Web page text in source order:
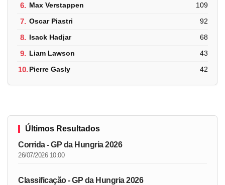
6. Max Verstappen 109
7. Oscar Piastri 92
8. Isack Hadjar 68
9. Liam Lawson 43
10.Pierre Gasly 42
Últimos Resultados
Corrida - GP da Hungria 2026
26/07/2026 10:00
Classificação - GP da Hungria 2026